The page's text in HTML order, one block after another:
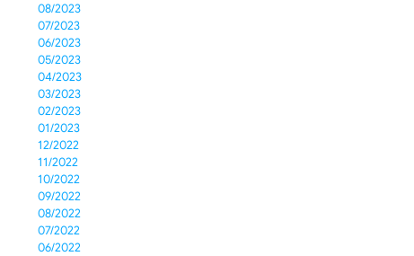
08/2023
07/2023
06/2023
05/2023
04/2023
03/2023
02/2023
01/2023
12/2022
11/2022
10/2022
09/2022
08/2022
07/2022
06/2022